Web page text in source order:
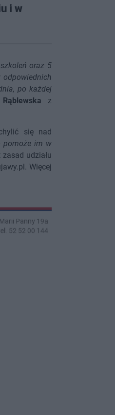
i w
oraz 5
po każdej
z
się nad
pomoże im w
udziału
Więcej